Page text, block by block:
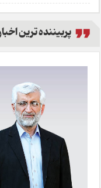
پربیننده ترین